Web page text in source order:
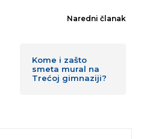
Naredni članak
Kome i zašto
smeta mural na
Trećoj gimnaziji?